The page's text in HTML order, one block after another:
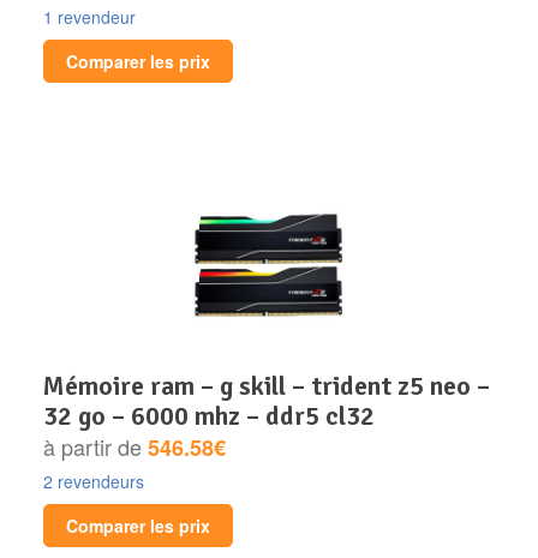
1 revendeur
Comparer les prix
mémoire ram – g skill – trident z5 neo –
32 go – 6000 mhz – ddr5 cl32
à partir de546.58€
2 revendeurs
Comparer les prix